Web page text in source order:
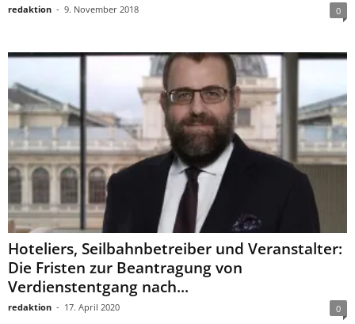
redaktion - 9. November 2018 0
Hoteliers, Seilbahnbetreiber und Veranstalter:
Die Fristen zur Beantragung von
Verdienstentgang nach...
redaktion - 17. April 2020 0